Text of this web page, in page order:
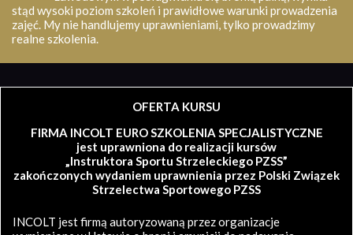
stąd wysoki poziom szkoleń i prawidłowe warunki prowadzenia
zajęć. My nie handlujemy uprawnieniami, tylko prowadzimy
realne szkolenia.
OFERTA KURSU
FIRMA INCOLT EURO SZKOLENIA SPECJALISTYCZNE
jest uprawniona do realizacji kursów
„Instruktora Sportu Strzeleckiego PZSS”
zakończonych wydaniem uprawnienia przez Polski Związek
Strzelectwa Sportowego PZSS
INCOLT jest firmą autoryzowaną przez organizacje